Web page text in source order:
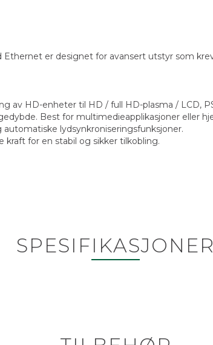
er designet for avansert utstyr som
av HD-enheter til HD / full HD-plasma / LCD,
Best for multimedieapplikasjoner eller
lydsynkroniseringsfunksjoner.
kraft for en stabil og sikker tilkobling.
SPESIFIKASJONER